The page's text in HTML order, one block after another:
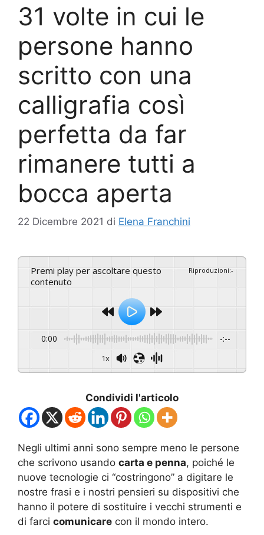
31 volte in cui le
persone hanno
scritto con una
calligrafia così
perfetta da far
rimanere tutti a
bocca aperta
22 Dicembre 2021 di Elena Franchini
Premi play per ascoltare questo
contenuto
Riproduzioni:-
0:00 -:--
1x
Condividi l'articolo
Negli ultimi anni sono sempre meno le persone
che scrivono usando carta e penna, poiché le
nuove tecnologie ci “costringono” a digitare le
nostre frasi e i nostri pensieri su dispositivi che
hanno il potere di sostituire i vecchi strumenti e
di farci comunicare con il mondo intero.